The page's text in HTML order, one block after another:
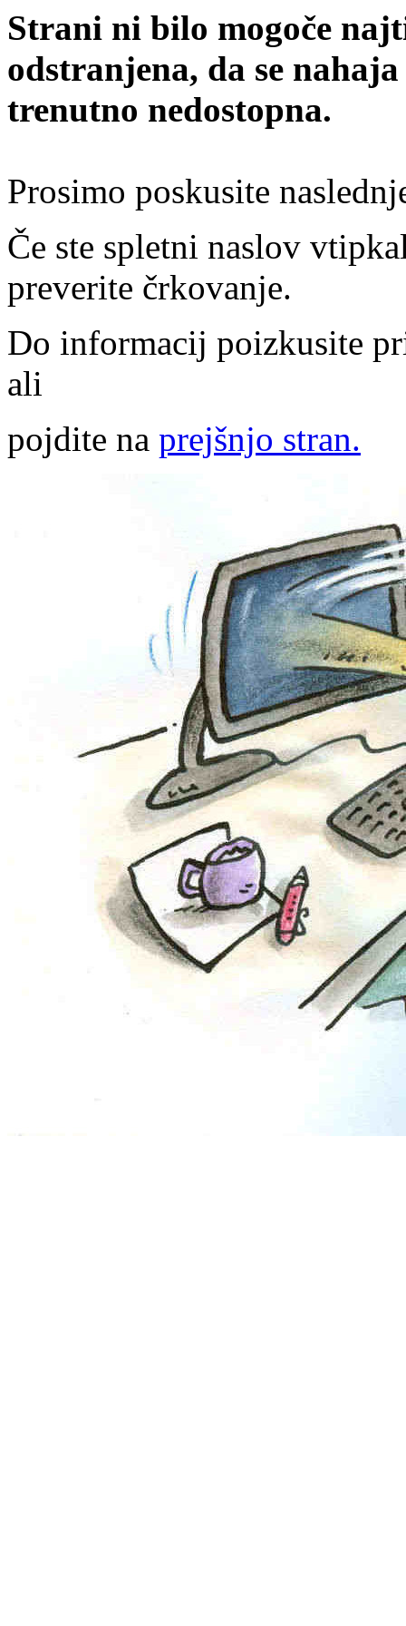
Strani ni bilo mogoče
odstranjena, da se
trenutno nedostopna.
Prosimo poskusite
Če ste spletni naslov
preverite črkovanje.
Do informacij poizkusite
ali
pojdite na prejšnjo stran.